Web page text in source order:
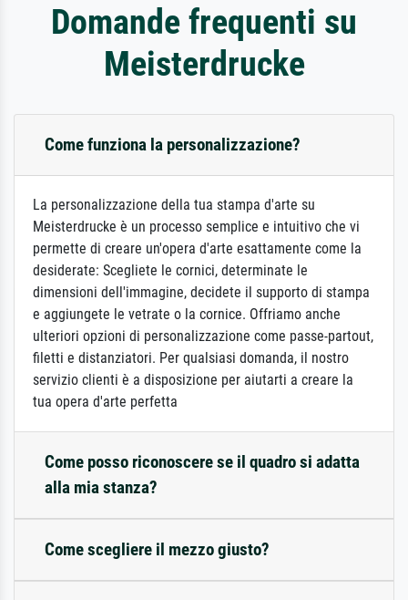
Domande frequenti su
Meisterdrucke
Come funziona la personalizzazione?
La personalizzazione della tua stampa d'arte su
Meisterdrucke è un processo semplice e intuitivo che vi
permette di creare un'opera d'arte esattamente come la
desiderate: Scegliete le cornici, determinate le
dimensioni dell'immagine, decidete il supporto di stampa
e aggiungete le vetrate o la cornice. Offriamo anche
ulteriori opzioni di personalizzazione come passe-partout,
filetti e distanziatori. Per qualsiasi domanda, il nostro
servizio clienti è a disposizione per aiutarti a creare la
tua opera d'arte perfetta
Come posso riconoscere se il quadro si adatta
alla mia stanza?
Come scegliere il mezzo giusto?